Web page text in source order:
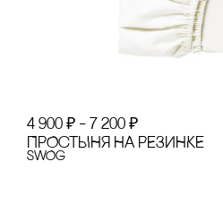
4 900 ₽ – 7 200 ₽
ПРОсТЫНЯ НА РЕЗИНКЕ
SWOg